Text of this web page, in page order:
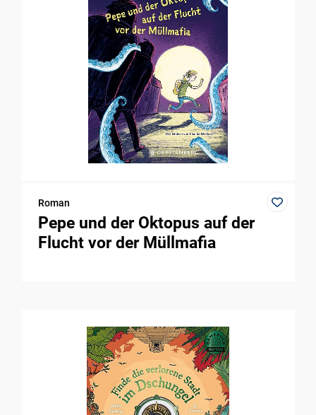
Roman
Pepe und der Oktopus auf der
Flucht vor der Müllmafia